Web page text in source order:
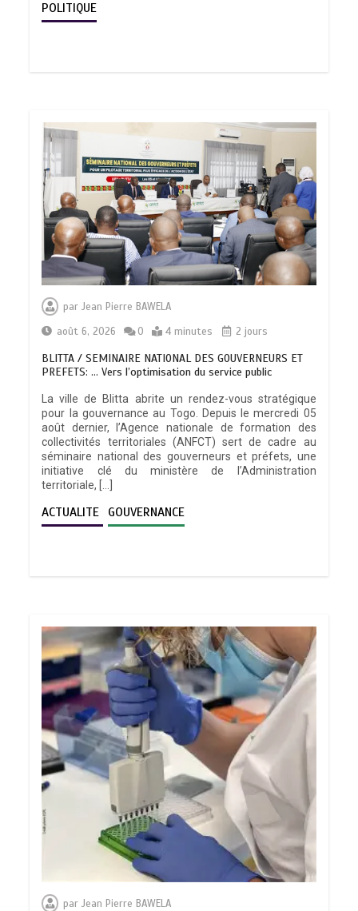
POLITIQUE
parJean Pierre BAWELA
août 6, 2026
0 4 minutes 2 jours
BLITTA / SEMINAIRE NATIONAL DES GOUVERNEURS ET
PREFETS: … Vers l’optimisation du service public
La ville de Blitta abrite un rendez-vous stratégique
pour la gouvernance au Togo. Depuis le mercredi 05
août dernier, l’Agence nationale de formation des
collectivités territoriales (ANFCT) sert de cadre au
séminaire national des gouverneurs et préfets, une
initiative clé du ministère de l’Administration
territoriale, […]
ACTUALITE GOUVERNANCE
parJean Pierre BAWELA